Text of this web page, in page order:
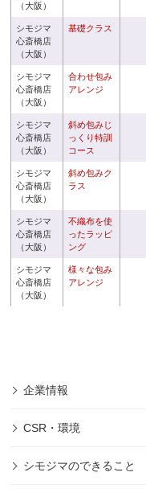
（大阪）
シモジマ
心斎橋店
（大阪）
基礎クラス
シモジマ
心斎橋店
（大阪）
合わせ包み
アレンジ
シモジマ
心斎橋店
（大阪）
斜め包みじ
っくり特訓
コース
シモジマ
心斎橋店
（大阪）
斜め包みク
ラス
シモジマ
心斎橋店
（大阪）
不織布を使
ったラッピ
ング
シモジマ
心斎橋店
（大阪）
様々な包み
アレンジ
企業情報
CSR・環境
シモジマのできること